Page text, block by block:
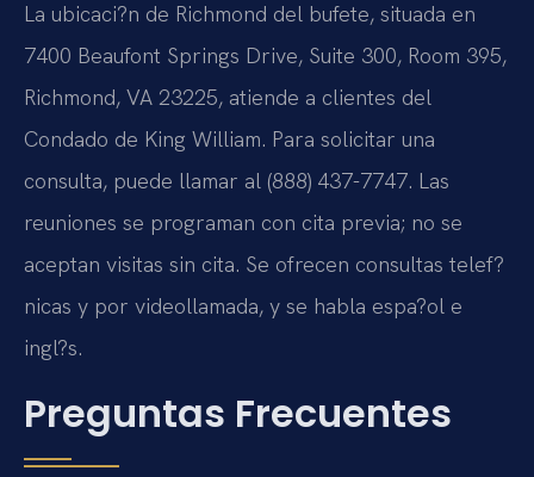
La ubicaci?n de Richmond del bufete, situada en
7400 Beaufont Springs Drive, Suite 300, Room 395,
Richmond, VA 23225, atiende a clientes del
Condado de King William. Para solicitar una
consulta, puede llamar al (888) 437-7747. Las
reuniones se programan con cita previa; no se
aceptan visitas sin cita. Se ofrecen consultas telef?
nicas y por videollamada, y se habla espa?ol e
ingl?s.
Preguntas Frecuentes